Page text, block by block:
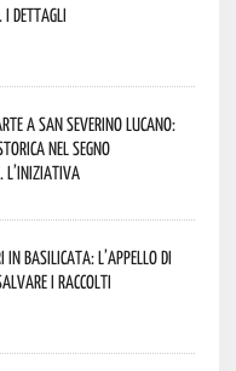
I dettagli
a San Severino Lucano:
nel segno
L’iniziativa
in Basilicata: l’appello di
i raccolti